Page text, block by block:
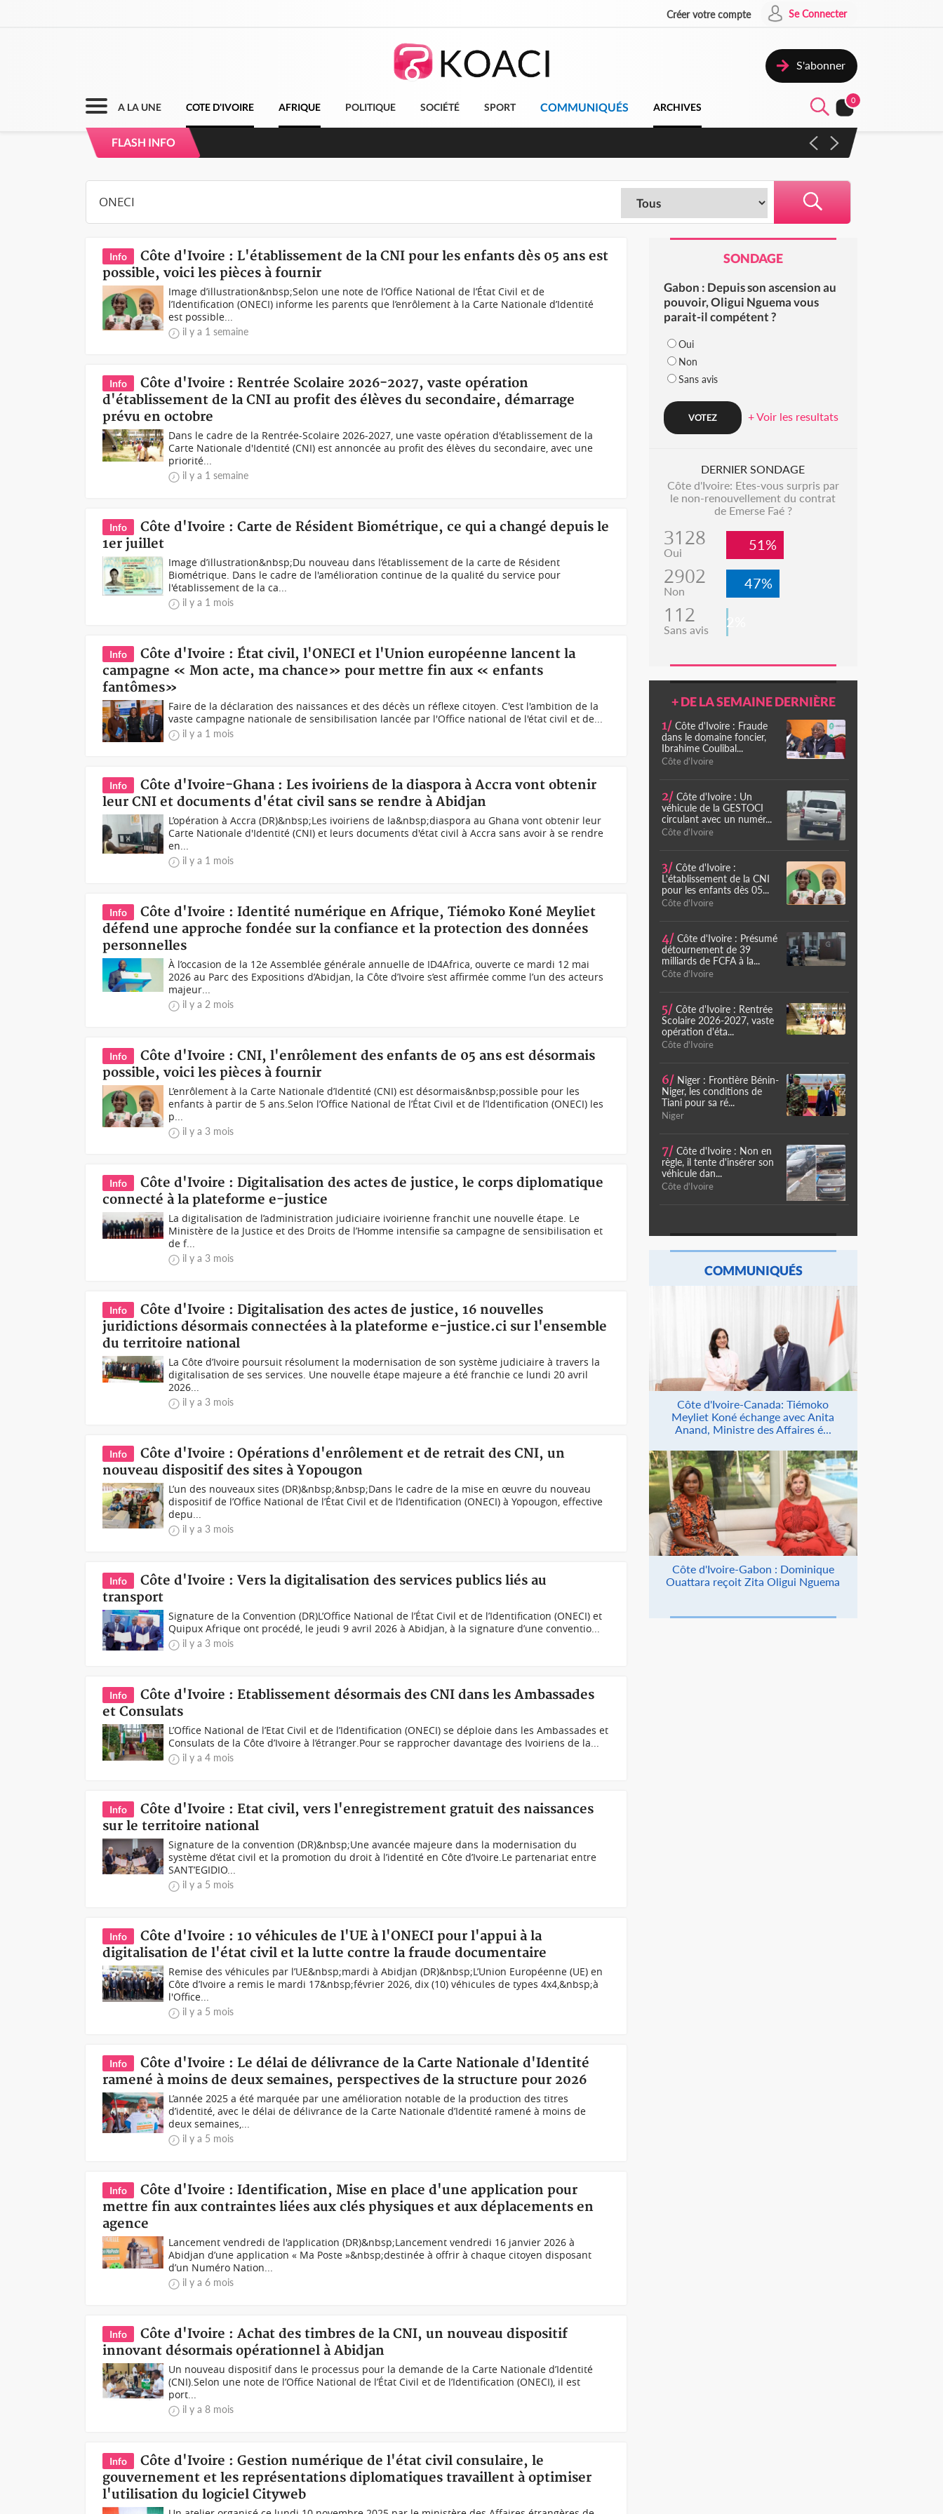
Créer votre compte Se Connecter
S'abonner
A LA UNE COTE D'IVOIRE AFRIQUE POLITIQUE SOCIÉTÉ SPORT COMMUNIQUÉS ARCHIVES
0
FLASH INFO
Info
Côte d'Ivoire : L'établissement de la CNI pour les enfants dès 05 ans est
possible, voici les pièces à fournir
Image d’illustration&nbsp;Selon une note de l’Office National de l’État Civil et de
l’Identification (ONECI) informe les parents que l’enrôlement à la Carte Nationale d’Identité
est possible...
il y a 1 semaine
Info
Côte d'Ivoire : Rentrée Scolaire 2026-2027, vaste opération
d'établissement de la CNI au profit des élèves du secondaire, démarrage
prévu en octobre
Dans le cadre de la Rentrée-Scolaire 2026-2027, une vaste opération d'établissement de la
Carte Nationale d'Identité (CNI) est annoncée au profit des élèves du secondaire, avec une
priorité...
il y a 1 semaine
Info
Côte d'Ivoire : Carte de Résident Biométrique, ce qui a changé depuis le
1er juillet
Image d’illustration&nbsp;Du nouveau dans l’établissement de la carte de Résident
Biométrique. Dans le cadre de l'amélioration continue de la qualité du service pour
l'établissement de la ca...
il y a 1 mois
Info
Côte d'Ivoire : État civil, l'ONECI et l'Union européenne lancent la
campagne « Mon acte, ma chance» pour mettre fin aux « enfants
fantômes»
Faire de la déclaration des naissances et des décès un réflexe citoyen. C'est l'ambition de la
vaste campagne nationale de sensibilisation lancée par l'Office national de l'état civil et de...
il y a 1 mois
Info
Côte d'Ivoire-Ghana : Les ivoiriens de la diaspora à Accra vont obtenir
leur CNI et documents d'état civil sans se rendre à Abidjan
L’opération à Accra (DR)&nbsp;Les ivoiriens de la&nbsp;diaspora au Ghana vont obtenir leur
Carte Nationale d'Identité (CNI) et leurs documents d'état civil à Accra sans avoir à se rendre
en...
il y a 1 mois
Info
Côte d'Ivoire : Identité numérique en Afrique, Tiémoko Koné Meyliet
défend une approche fondée sur la confiance et la protection des données
personnelles
À l’occasion de la 12e Assemblée générale annuelle de ID4Africa, ouverte ce mardi 12 mai
2026 au Parc des Expositions d’Abidjan, la Côte d’Ivoire s’est affirmée comme l’un des acteurs
majeur...
il y a 2 mois
Info
Côte d'Ivoire : CNI, l'enrôlement des enfants de 05 ans est désormais
possible, voici les pièces à fournir
L’enrôlement à la Carte Nationale d’Identité (CNI) est désormais&nbsp;possible pour les
enfants à partir de 5 ans.Selon l’Office National de l’État Civil et de l’Identification (ONECI) les
p...
il y a 3 mois
Info
Côte d'Ivoire : Digitalisation des actes de justice, le corps diplomatique
connecté à la plateforme e-justice
La digitalisation de l’administration judiciaire ivoirienne franchit une nouvelle étape. Le
Ministère de la Justice et des Droits de l’Homme intensifie sa campagne de sensibilisation et
de f...
il y a 3 mois
Info
Côte d'Ivoire : Digitalisation des actes de justice, 16 nouvelles
juridictions désormais connectées à la plateforme e-justice.ci sur l'ensemble
du territoire national
La Côte d’Ivoire poursuit résolument la modernisation de son système judiciaire à travers la
digitalisation de ses services. Une nouvelle étape majeure a été franchie ce lundi 20 avril
2026...
il y a 3 mois
Info
Côte d'Ivoire : Opérations d'enrôlement et de retrait des CNI, un
nouveau dispositif des sites à Yopougon
L’un des nouveaux sites (DR)&nbsp;&nbsp;Dans le cadre de la mise en œuvre du nouveau
dispositif de l’Office National de l’État Civil et de l’Identification (ONECI) à Yopougon, effective
depu...
il y a 3 mois
Info
Côte d'Ivoire : Vers la digitalisation des services publics liés au
transport
Signature de la Convention (DR)L’Office National de l’État Civil et de l’Identification (ONECI) et
Quipux Afrique ont procédé, le jeudi 9 avril 2026 à Abidjan, à la signature d’une conventio...
il y a 3 mois
Info
Côte d'Ivoire : Etablissement désormais des CNI dans les Ambassades
et Consulats
L’Office National de l’Etat Civil et de l’Identification (ONECI) se déploie dans les Ambassades et
Consulats de la Côte d’Ivoire à l’étranger.Pour se rapprocher davantage des Ivoiriens de la...
il y a 4 mois
Info
Côte d'Ivoire : Etat civil, vers l'enregistrement gratuit des naissances
sur le territoire national
Signature de la convention (DR)&nbsp;Une avancée majeure dans la modernisation du
système d’état civil et la promotion du droit à l’identité en Côte d’Ivoire.Le partenariat entre
SANT’EGIDIO...
il y a 5 mois
Info
Côte d'Ivoire : 10 véhicules de l'UE à l'ONECI pour l'appui à la
digitalisation de l'état civil et la lutte contre la fraude documentaire
Remise des véhicules par l’UE&nbsp;mardi à Abidjan (DR)&nbsp;L’Union Européenne (UE) en
Côte d’Ivoire a remis le mardi 17&nbsp;février 2026, dix (10) véhicules de types 4x4,&nbsp;à
l'Office...
il y a 5 mois
Info
Côte d'Ivoire : Le délai de délivrance de la Carte Nationale d'Identité
ramené à moins de deux semaines, perspectives de la structure pour 2026
L’année 2025 a été marquée par une amélioration notable de la production des titres
d’identité, avec le délai de délivrance de la Carte Nationale d’Identité ramené à moins de
deux semaines,...
il y a 5 mois
Info
Côte d'Ivoire : Identification, Mise en place d'une application pour
mettre fin aux contraintes liées aux clés physiques et aux déplacements en
agence
Lancement vendredi de l'application (DR)&nbsp;Lancement vendredi 16 janvier 2026 à
Abidjan d’une application « Ma Poste »&nbsp;destinée à offrir à chaque citoyen disposant
d’un Numéro Nation...
il y a 6 mois
Info
Côte d'Ivoire : Achat des timbres de la CNI, un nouveau dispositif
innovant désormais opérationnel à Abidjan
Un nouveau dispositif dans le processus pour la demande de la Carte Nationale d’Identité
(CNI).Selon une note de l’Office National de l’État Civil et de l’Identification (ONECI), il est
port...
il y a 8 mois
Info
Côte d'Ivoire : Gestion numérique de l'état civil consulaire, le
gouvernement et les représentations diplomatiques travaillent à optimiser
l'utilisation du logiciel Cityweb
SONDAGE
Gabon : Depuis son ascension au
pouvoir, Oligui Nguema vous
parait-il compétent ?
Oui
Non
Sans avis
+ Voir les resultats
DERNIER SONDAGE
Côte d'Ivoire: Etes-vous surpris par
le non-renouvellement du contrat
de Emerse Faé ?
3128
Oui 51%
2902
Non 47%
112
Sans avis 2%
+ DE LA SEMAINE DERNIÈRE
1/ Côte d'Ivoire : Fraude
dans le domaine foncier,
Ibrahime Coulibal...
Côte d'Ivoire
2/ Côte d'Ivoire : Un
véhicule de la GESTOCI
circulant avec un numér...
Côte d'Ivoire
3/ Côte d'Ivoire :
L'établissement de la CNI
pour les enfants dès 05...
Côte d'Ivoire
4/ Côte d'Ivoire : Présumé
détournement de 39
milliards de FCFA à la...
Côte d'Ivoire
5/ Côte d'Ivoire : Rentrée
Scolaire 2026-2027, vaste
opération d'éta...
Côte d'Ivoire
6/ Niger : Frontière Bénin-
Niger, les conditions de
Tiani pour sa ré...
Niger
7/ Côte d'Ivoire : Non en
règle, il tente d'insérer son
véhicule dan...
Côte d'Ivoire
COMMUNIQUÉS
Côte d'Ivoire-Canada: Tiémoko
Meyliet Koné échange avec Anita
Anand, Ministre des Affaires é...
Côte d'Ivoire-Gabon : Dominique
Ouattara reçoit Zita Oligui Nguema